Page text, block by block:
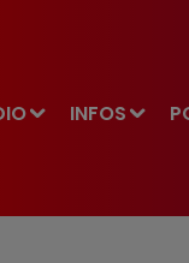
INFOS